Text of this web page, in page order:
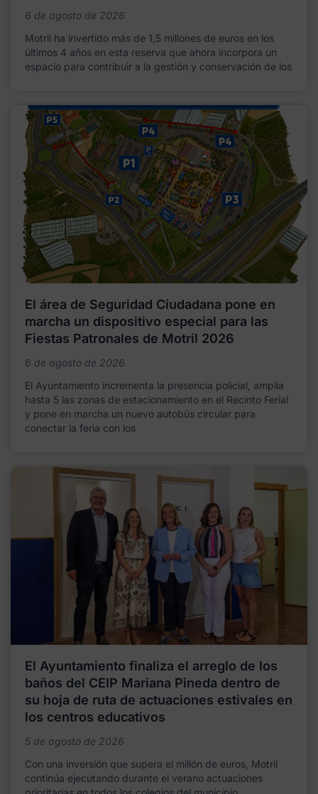
6 de agosto de 2026
Motril ha invertido más de 1,5 millones de euros en los
últimos 4 años en esta reserva que ahora incorpora un
espacio para contribuir a la gestión y conservación de los
El área de Seguridad Ciudadana pone en
marcha un dispositivo especial para las
Fiestas Patronales de Motril 2026
6 de agosto de 2026
El Ayuntamiento incrementa la presencia policial, amplía
hasta 5 las zonas de estacionamiento en el Recinto Ferial
y pone en marcha un nuevo autobús circular para
conectar la feria con los
El Ayuntamiento finaliza el arreglo de los
baños del CEIP Mariana Pineda dentro de
su hoja de ruta de actuaciones estivales en
los centros educativos
5 de agosto de 2026
Con una inversión que supera el millón de euros, Motril
continúa ejecutando durante el verano actuaciones